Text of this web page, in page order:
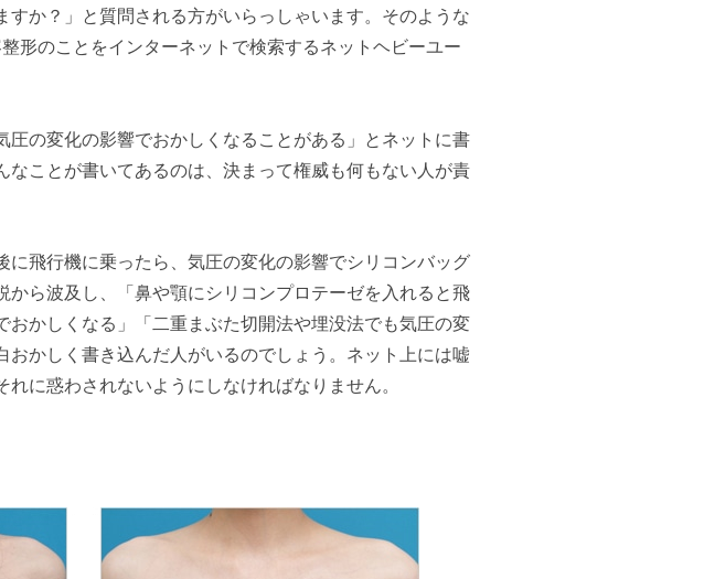
すか？」と質問される方がいらっしゃいます。そのような
形のことをインターネットで検索するネットヘビーユー
圧の変化の影響でおかしくなることがある」とネットに書
なことが書いてあるのは、決まって権威も何もない人が責
に飛行機に乗ったら、気圧の変化の影響でシリコンバッグ
から波及し、「鼻や顎にシリコンプロテーゼを入れると飛
おかしくなる」「二重まぶた切開法や埋没法でも気圧の変
おかしく書き込んだ人がいるのでしょう。ネット上には嘘
に惑わされないようにしなければなりません。